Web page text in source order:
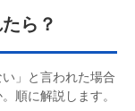
ら？
」と言われた場合
順に解説します。